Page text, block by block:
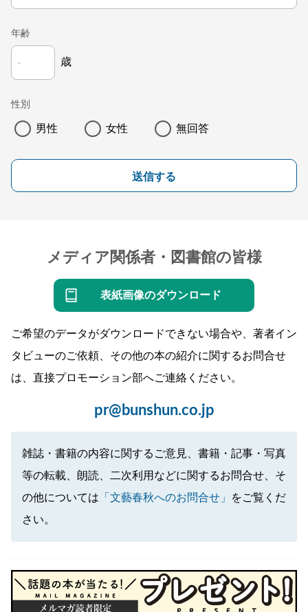
年齢
歳
性別
男性 女性 無回答
送信する
メディア関係者・図書館の皆様
表紙画像のダウンロード
ご希望のデータがダウンロードできない場合や、著者イン
タビューのご依頼、その他の本の紹介に関するお問合せ
は、直接プロモーション部へご連絡ください。
pr@bunshun.co.jp
雑誌・書籍の内容に関するご意見、書籍・記事・写真
等の転載、朗読、二次利用などに関するお問合せ、そ
の他については 「文藝春秋へのお問合せ」
をご覧くだ
さい。